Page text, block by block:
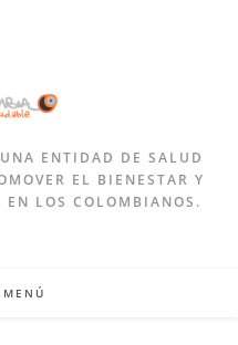
ENTIDAD DE SALUD
EL BIENESTAR Y
EN LOS COLOMBIANOS.
MENÚ